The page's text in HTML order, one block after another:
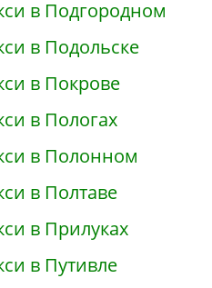
в Подгородном
в Подольске
в Покрове
в Пологах
в Полонном
в Полтаве
в Прилуках
в Путивле